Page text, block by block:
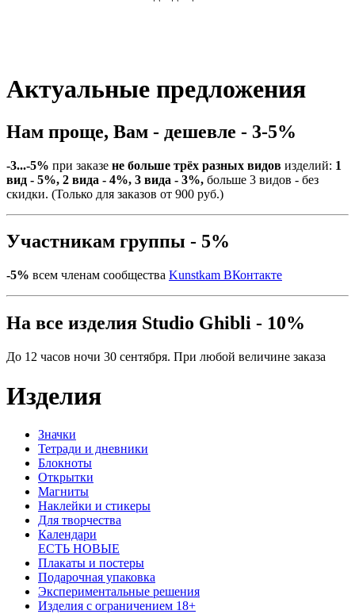
Актуальные предложения
Нам проще, Вам - дешевле - 3-5%
-3...-5% при заказе не больше трёх разных видов изделий: 1
вид - 5%, 2 вида - 4%, 3 вида - 3%, больше 3 видов - без
скидки. (Только для заказов от 900 руб.)
Участникам группы - 5%
-5% всем членам сообщества Kunstkam ВКонтакте
На все изделия Studio Ghibli - 10%
До 12 часов ночи 30 сентября. При любой величине заказа
Изделия
Значки
Тетради и дневники
Блокноты
Открытки
Магниты
Наклейки и стикеры
Для творчества
Календари
ЕСТЬ НОВЫЕ
Плакаты и постеры
Подарочная упаковка
Экспериментальные решения
Изделия с ограничением 18+